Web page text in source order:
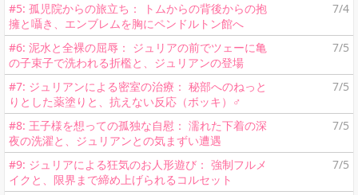
#5: 孤児院からの旅立ち： トムからの背後からの抱
擁と囁き、エンブレムを胸にペンドルトン館へ
7/4
#6: 泥水と全裸の屈辱： ジュリアの前でツェーに亀
の子束子で洗われる折檻と、ジュリアンの登場
7/5
#7: ジュリアンによる密室の治療： 秘部へのねっと
りとした薬塗りと、抗えない反応（ボッキ）♂
7/5
#8: 王子様を想っての孤独な自慰： 濡れた下着の深
夜の洗濯と、ジュリアンとの気まずい遭遇
7/5
#9: ジュリアによる狂気のお人形遊び： 強制フルメ
イクと、限界まで締め上げられるコルセット
7/5